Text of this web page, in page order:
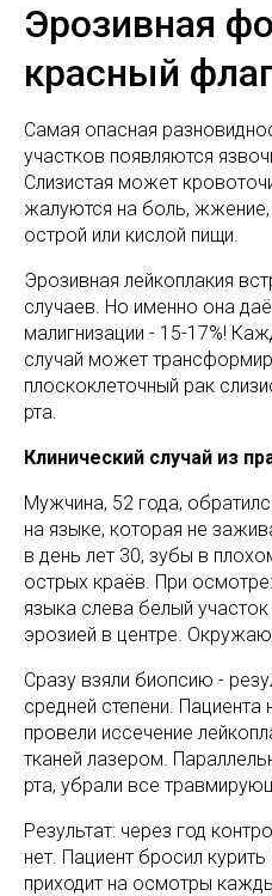
Эрозивная
красный
Самая опасная
участков появляются
Слизистая может
жалуются на боль,
острой или кислой пищи.
Эрозивная лейкоплакия
случаев. Но именно она
малигнизации - 15-17%!
случай может
плоскоклеточный рак
рта.
Клинический случай из
Мужчина, 52 года,
на языке, которая не
в день лет 30, зубы в
острых краёв. При
языка слева белый
эрозией в центре.
Сразу взяли биопсию -
средней степени. Пациента
провели иссечение
тканей лазером.
рта, убрали все
Результат: через год
нет. Пациент бросил
приходит на осмотры